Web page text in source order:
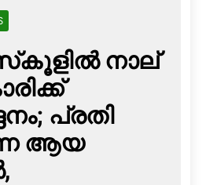
നാല്
പ്രതി
ആയ